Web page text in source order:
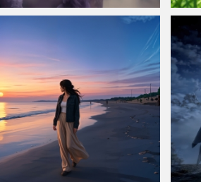
风古典 4K壁纸 美